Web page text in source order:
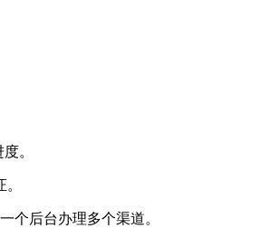
。
个后台办理多个渠道。